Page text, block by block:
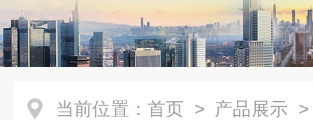
当前位置： 首页 > 产品展示